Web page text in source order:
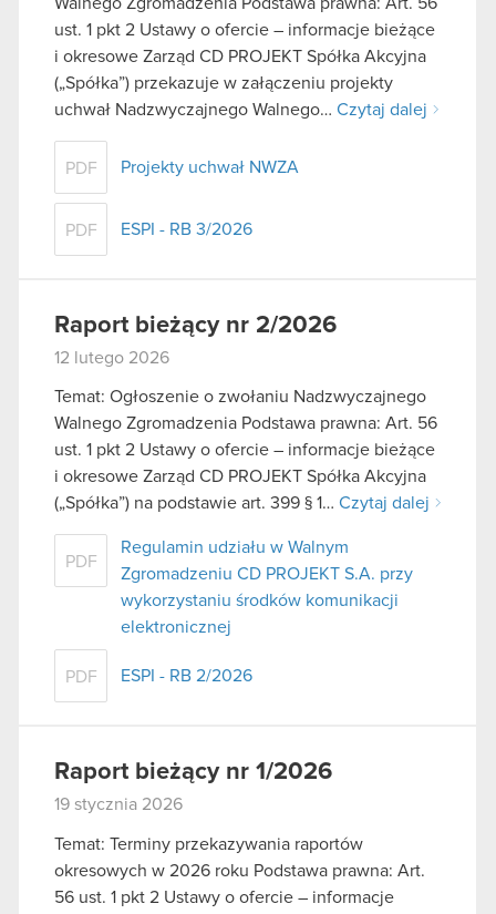
ust. 1 pkt 2 Ustawy o ofercie – informacje bieżące
i okresowe Zarząd CD PROJEKT Spółka Akcyjna
(„Spółka”) przekazuje w załączeniu projekty
uchwał Nadzwyczajnego Walnego… Czytaj dalej
PDF Projekty uchwał NWZA
PDF ESPI - RB 3/2026
Raport bieżący nr 2/2026
12 lutego 2026
Temat: Ogłoszenie o zwołaniu Nadzwyczajnego
Walnego Zgromadzenia Podstawa prawna: Art. 56
ust. 1 pkt 2 Ustawy o ofercie – informacje bieżące
i okresowe Zarząd CD PROJEKT Spółka Akcyjna
(„Spółka”) na podstawie art. 399 § 1… Czytaj dalej
PDF
Regulamin udziału w Walnym
Zgromadzeniu CD PROJEKT S.A. przy
wykorzystaniu środków komunikacji
elektronicznej
PDF ESPI - RB 2/2026
Raport bieżący nr 1/2026
19 stycznia 2026
Temat: Terminy przekazywania raportów
okresowych w 2026 roku Podstawa prawna: Art.
56 ust. 1 pkt 2 Ustawy o ofercie – informacje